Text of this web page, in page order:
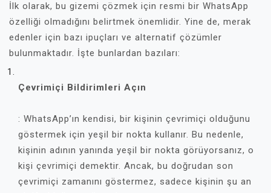
İlk olarak, bu gizemi çözmek için resmi bir WhatsApp
özelliği olmadığını belirtmek önemlidir. Yine de, merak
edenler için bazı ipuçları ve alternatif çözümler
bulunmaktadır. İşte bunlardan bazıları:
Çevrimiçi Bildirimleri Açın
: WhatsApp’ın kendisi, bir kişinin çevrimiçi olduğunu
göstermek için yeşil bir nokta kullanır. Bu nedenle,
kişinin adının yanında yeşil bir nokta görüyorsanız, o
kişi çevrimiçi demektir. Ancak, bu doğrudan son
çevrimiçi zamanını göstermez, sadece kişinin şu an